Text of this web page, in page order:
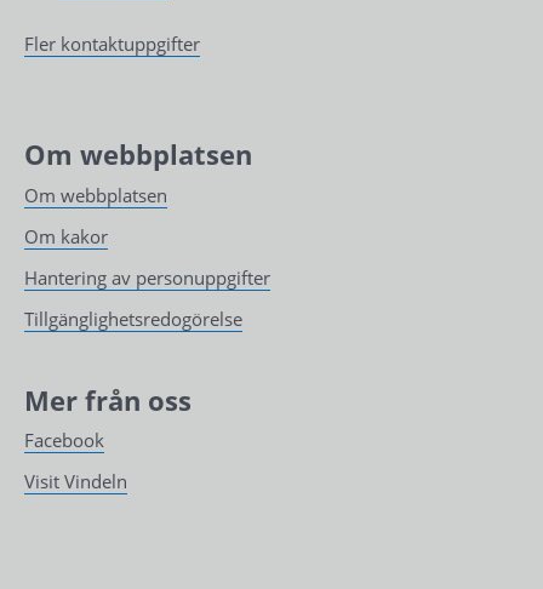
Fler kontaktuppgifter
Om webbplatsen
Om webbplatsen
Om kakor
Hantering av personuppgifter
Tillgänglighetsredogörelse
Mer från oss
Facebook
Visit Vindeln